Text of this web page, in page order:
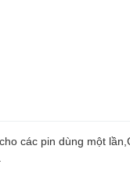
các pin dùng một